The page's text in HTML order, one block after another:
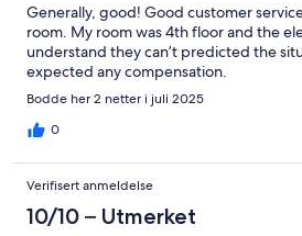
Generally, good! Good customer
room. My room was 4th floor and the
understand they can’t predicted the
expected any compensation.
Bodde her 2 netter i juli 2025
0
Verifisert anmeldelse
10/10 – Utmerket